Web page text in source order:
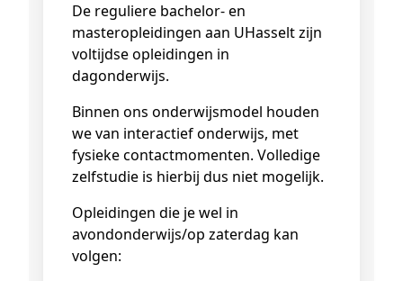
De reguliere bachelor- en
masteropleidingen aan UHasselt zijn
voltijdse opleidingen in
dagonderwijs.
Binnen ons onderwijsmodel houden
we van interactief onderwijs, met
fysieke contactmomenten. Volledige
zelfstudie is hierbij dus niet mogelijk.
Opleidingen die je wel in
avondonderwijs/op zaterdag kan
volgen: